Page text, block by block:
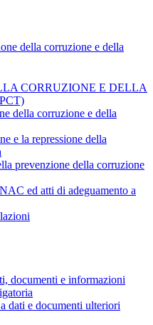
della corruzione e della
CORRUZIONE E DELLA
della corruzione e della
e la repressione della
prevenzione della corruzione
ed atti di adeguamento a
documenti e informazioni
dati e documenti ulteriori